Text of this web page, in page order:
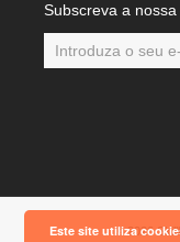
Subscreva a
© 2026
Este site utiliza